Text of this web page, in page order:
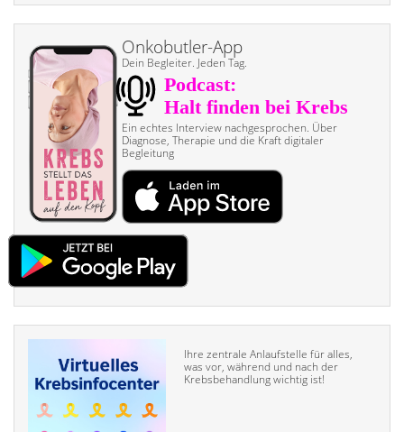
Onkobutler-App
Dein Begleiter. Jeden Tag.
Ein echtes Interview nach­gesprochen. Über
Diagnose, Therapie und die Kraft digitaler
Begleitung
Ihre zentrale Anlaufstelle für alles,
was vor, während und nach der
Krebsbehandlung wichtig ist!